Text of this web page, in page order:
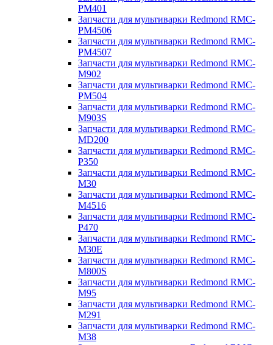
PM401
Запчасти для мультиварки Redmond RMC-
PM4506
Запчасти для мультиварки Redmond RMC-
PM4507
Запчасти для мультиварки Redmond RMC-
M902
Запчасти для мультиварки Redmond RMC-
PM504
Запчасти для мультиварки Redmond RMC-
M903S
Запчасти для мультиварки Redmond RMC-
MD200
Запчасти для мультиварки Redmond RMC-
P350
Запчасти для мультиварки Redmond RMC-
M30
Запчасти для мультиварки Redmond RMC-
M4516
Запчасти для мультиварки Redmond RMC-
P470
Запчасти для мультиварки Redmond RMC-
M30E
Запчасти для мультиварки Redmond RMC-
M800S
Запчасти для мультиварки Redmond RMC-
M95
Запчасти для мультиварки Redmond RMC-
M291
Запчасти для мультиварки Redmond RMC-
M38